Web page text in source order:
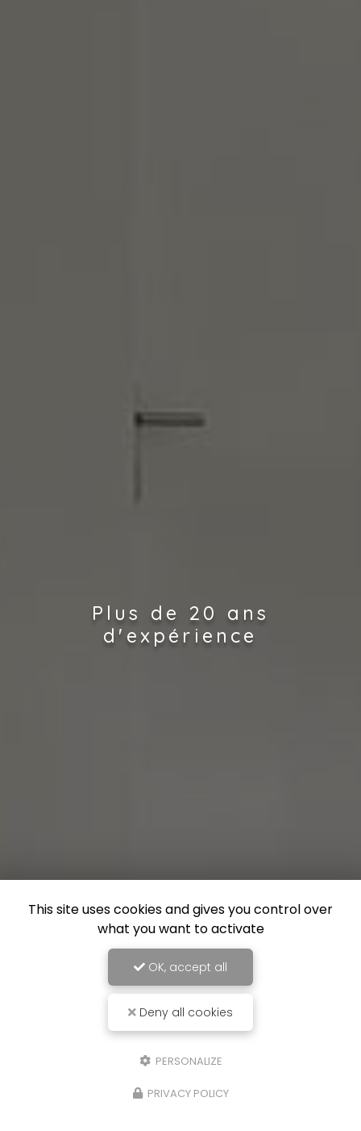
Plus de 20 ans
d'expérience
This site uses cookies and gives you control over
what you want to activate
OK, accept all
Deny all cookies
PERSONALIZE
PRIVACY POLICY